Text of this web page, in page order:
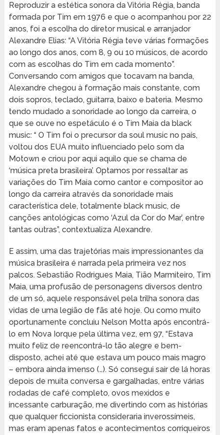
Reproduzir a estética sonora da Vitória Régia, banda
formada por Tim em 1976 e que o acompanhou por 22
anos, foi a escolha do diretor musical e arranjador
Alexandre Elias: “A Vitória Régia teve várias formações
ao longo dos anos, com 8, 9 ou 10 músicos, de acordo
com as escolhas do Tim em cada momento”.
Conversando com amigos que tocavam na banda,
Alexandre chegou à formação mais constante, com
dois sopros, teclado, guitarra, baixo e bateria. Mesmo
tendo mudado a sonoridade ao longo da carreira, o
que se ouve no espetáculo é o Tim Maia da black
music: “ O Tim foi o precursor da soul music no país,
voltou dos EUA muito influenciado pelo som da
Motown e criou por aqui aquilo que se chama de
‘música preta brasileira’. Optamos por ressaltar as
variações do Tim Maia como cantor e compositor ao
longo da carreira através da sonoridade mais
característica dele, totalmente black music, de
canções antológicas como ‘Azul da Cor do Mar’, entre
tantas outras”, contextualiza Alexandre.
E assim, uma das trajetórias mais impressionantes da
música brasileira é narrada pela primeira vez nos
palcos. Sebastião Rodrigues Maia, Tião Marmiteiro, Tim
Maia, uma profusão de personagens diversos dentro
de um só, aquele responsável pela trilha sonora das
vidas de uma legião de fãs até hoje. Ou como muito
oportunamente concluiu Nelson Motta após encontrá-
lo em Nova Iorque pela última vez, em 97, “Estava
muito feliz de reencontrá-lo tão alegre e bem-
disposto, achei até que estava um pouco mais magro
– embora ainda imenso (…). Só consegui sair de lá horas
depois de muita conversa e gargalhadas, entre várias
rodadas de café completo, ovos mexidos e
incessante carburação, me divertindo com as histórias
que qualquer ficcionista consideraria inverossímeis,
mas eram apenas fatos e acontecimentos corriqueiros